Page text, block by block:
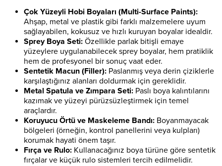
Çok Yüzeyli Hobi Boyaları (Multi-Surface Paints):
Ahşap, metal ve plastik gibi farklı malzemelere uyum
sağlayabilen, kokusuz ve hızlı kuruyan boyalar idealdir.
Sprey Boya Seti: Özellikle parlak bitişli emaye
yüzeylere uygulanabilecek sprey boyalar, hem pratiklik
hem de profesyonel bir sonuç vaat eder.
Sentetik Macun (Filler): Paslanmış veya derin çiziklerle
karşılaştığınız alanları doldurmak için gereklidir.
Metal Spatula ve Zımpara Seti: Paslı boya kalıntılarını
kazımak ve yüzeyi pürüzsüzleştirmek için temel
araçlardır.
Koruyucu Örtü ve Maskeleme Bandı: Boyanmayacak
bölgeleri (örneğin, kontrol panellerini veya kulpları)
korumak hayati önem taşır.
Fırça ve Rulo: Kullanacağınız boya türüne göre sentetik
fırçalar ve küçük rulo sistemleri tercih edilmelidir.